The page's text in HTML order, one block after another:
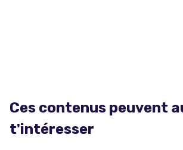
Ces contenus peuvent
t'intéresser